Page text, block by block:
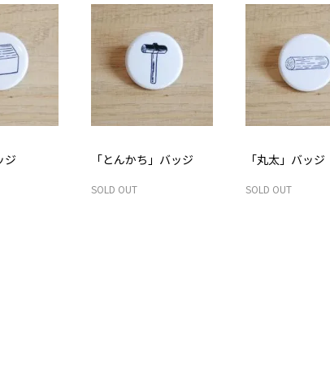
ジ 「とんかち」バッジ
SOLD OUT
「丸太」バッジ
SOLD OUT